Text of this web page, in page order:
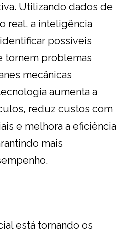
Utilizando dados de
real, a inteligência
possíveis
tornem problemas
mecânicas
aumenta a
reduz custos com
e melhora a eficiência
mais
está tornando os